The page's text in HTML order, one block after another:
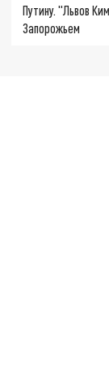
Путину. "Львов
Запорожьем